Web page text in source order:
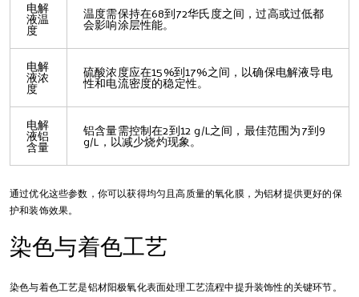
电解
液温
度
温度需保持在68到72华氏度之间，过高或过低都
会影响涂层性能。
电解
液浓
度
硫酸浓度应在15%到17%之间，以确保电解液导电
性和电流密度的稳定性。
电解
液铝
含量
铝含量需控制在2到12 g/L之间，最佳范围为7到9
g/L，以减少烧灼现象。
通过优化这些参数，你可以获得均匀且高质量的氧化膜，为铝材提供更好的保
护和装饰效果。
染色与着色工艺
染色与着色工艺是铝材阳极氧化表面处理工艺流程中提升装饰性的关键环节。